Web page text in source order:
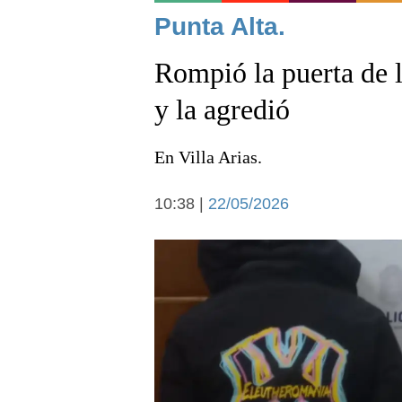
Noticias
Arte y cultura
Economía y campo
Punta Alta.
Rompió la puerta de
y la agredió
En Villa Arias.
10:38 | 22/05/2026